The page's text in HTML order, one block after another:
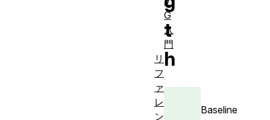
t
h
Baseline
G
入
門
リ
フ
ァ
レ
ン